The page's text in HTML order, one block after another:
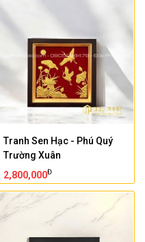
Tranh Sen Hạc - Phú Quý
Trường Xuân
2,800,000Đ